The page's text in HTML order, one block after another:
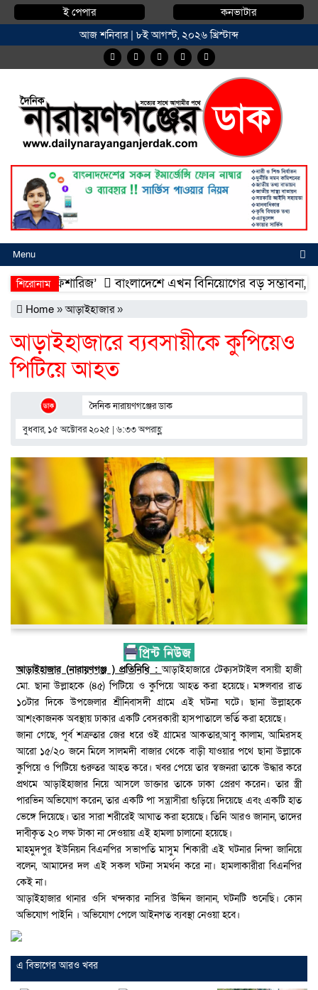
ই পেপার
কনভাটার
আজ শনিবার | ৮ই আগস্ট, ২০২৬ খ্রিস্টাব্দ
Menu
শিরোনাম
ফিশারিজ’
বাংলাদেশে এখন বিনিয়োগের বড় সম্ভাবনা,
Home »আড়াইহাজার»
আড়াইহাজারে ব্যবসায়ীকে কুপিয়েও
পিটিয়ে আহত
দৈনিক নারায়ণগঞ্জের ডাক
বুধবার, ১৫ অক্টোবর ২০২৫ | ৬:৩৩ অপরাহ্ণ
আড়াইহাজার (নারায়ণগঞ্জ ) প্রতিনিধি : আড়াইহাজারে টেক্ব্যসটাইল বসায়ী হাজী
মো. ছানা উল্লাহকে (৪৫) পিটিয়ে ও কুপিয়ে আহত করা হয়েছে। মঙ্গলবার রাত
১০টার দিকে উপজেলার শ্রীনিবাসদী গ্রামে এই ঘটনা ঘটে। ছানা উল্লাহকে
আশংকাজনক অবস্থায় ঢাকার একটি বেসরকারী হাসপাতালে ভর্তি করা হয়েছে।
জানা গেছে, পূর্ব শত্রুতার জের ধরে ওই গ্রামের আকতার,আবু কালাম, আমিরসহ
আরো ১৫/২০ জনে মিলে সালমদী বাজার থেকে বাড়ী যাওয়ার পথে ছানা উল্লাকে
কুপিয়ে ও পিটিয়ে গুরুতর আহত করে। খবর পেয়ে তার স্বজনরা তাকে উদ্ধার করে
প্রথমে আড়াইহাজার নিয়ে আসলে ডাক্তার তাকে ঢাকা প্রেরণ করেন। তার স্ত্রী
পারভিন অভিযোগ করেন, তার একটি পা সন্ত্রাসীরা গুড়িয়ে দিয়েছে এবং একটি হাত
ভেঙ্গে দিয়েছে। তার সারা শরীরেই আঘাত করা হয়েছে। তিনি আরও জানান, তাদের
দাবীকৃত ২০ লক্ষ টাকা না দেওয়ায় এই হামলা চালানো হয়েছে।
মাহমুদপুর ইউনিয়ন বিএনপির সভাপতি মাসুম শিকারী এই ঘটনার নিন্দা জানিয়ে
বলেন, আমাদের দল এই সকল ঘটনা সমর্থন করে না। হামলাকারীরা বিএনপির
কেই না।
আড়াইহাজার থানার ওসি খন্দকার নাসির উদ্দিন জানান, ঘটনটি শুনেছি। কোন
অভিযোগ পাইনি । অভিযোগ পেলে আইনগত ব্যবস্থা নেওয়া হবে।
এ বিভাগের আরও খবর